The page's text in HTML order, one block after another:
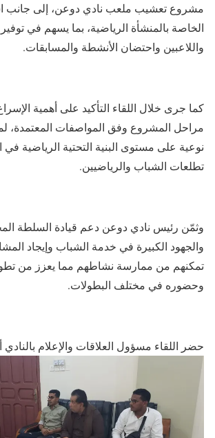
مشروع تعشيب ملعب نادي دوعن، إلى جانب
الخاصة بالمنشأة الرياضية، بما يسهم في
واللاعبين واحتضان الأنشطة والمسابقات.
كما جرى خلال اللقاء التأكيد على أهمية
مراحل المشروع وفق المواصفات المعتمدة،
نوعية على مستوى البنية التحتية الرياضية في
تطلعات الشباب والرياضيين.
وثمّن رئيس نادي دوعن دعم قيادة السلطة
والجهود الكبيرة في خدمة الشباب وإيجاد
تمكنهم من ممارسة نشاطهم مما يعزز من
وحضوره في مختلف البطولات.
حضر اللقاء مسؤول العلاقات والإعلام